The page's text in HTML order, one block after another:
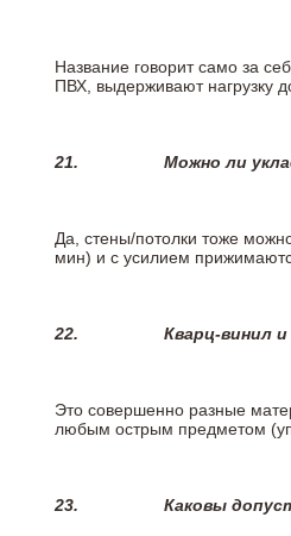
Название говорит само за
ПВХ, выдерживают нагрузку
21. Можно ли
Да, стены/потолки тоже
мин) и с усилием
22. Кварц-винил
Это совершенно разные
любым острым предметом
23. Каковы